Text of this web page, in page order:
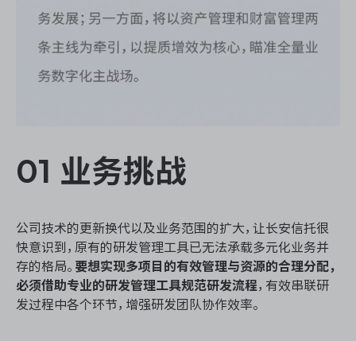
01 业务挑战
公司技术的更新换代以及业务范围的扩大，让长安信托很
快意识到，原有的研发管理工具已无法承载多元化业务并
存的格局。 要想实现多项目的有效管理与资源的合理分配，
必须借助专业的研发管理工具规范研发流程，有效串联研
发过程中各个环节，增强研发团队协作效率。